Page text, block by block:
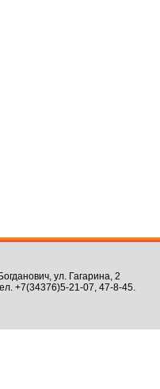
ул. Гагарина, 2
+7(34376)5-21-07, 47-8-45.